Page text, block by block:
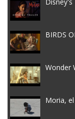
BIRDS
Wonder
Moria,